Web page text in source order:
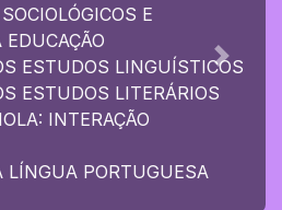
E
ESTUDOS LINGUÍSTICOS
ESTUDOS LITERÁRIOS
INTERAÇÃO
LÍNGUA PORTUGUESA